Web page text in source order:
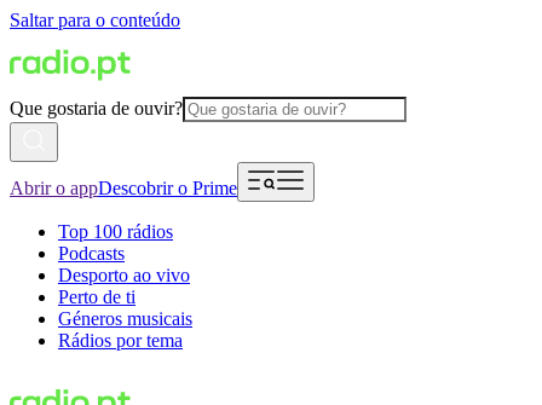
Saltar para o conteúdo
Que gostaria de ouvir?
Abrir o appDescobrir o Prime
Top 100 rádios
Podcasts
Desporto ao vivo
Perto de ti
Géneros musicais
Rádios por tema